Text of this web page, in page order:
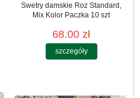
Swetry damskie Roz Standard,
Mix Kolor Paczka 10 szt
68.00 zł
szczegóły